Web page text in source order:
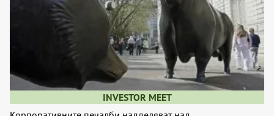
INVESTOR MEET